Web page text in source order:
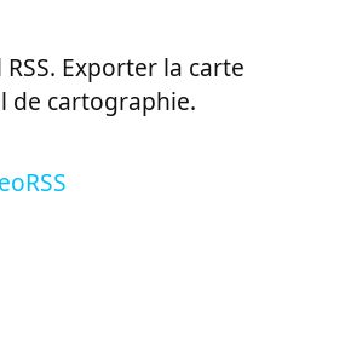
Exporter la carte
de cartographie.